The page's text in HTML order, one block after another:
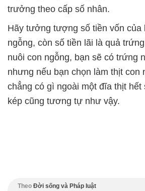
trưởng theo cấp số nhân.
Hãy tưởng tượng số tiền vốn của
ngỗng, còn số tiền lãi là quả
nuôi con ngỗng, bạn sẽ có trứng
nhưng nếu bạn chọn làm thịt con
chẳng có gì ngoài một đĩa thịt hết
kép cũng tương tự như vậy.
Theo Đời sống và Pháp luật